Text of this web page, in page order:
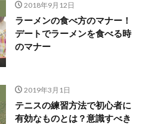
2018年9月12日
ラーメンの食べ方のマナー！
デートでラーメンを食べる時
のマナー
2019年3月1日
テニスの練習方法で初心者に
有効なものとは？意識すべき